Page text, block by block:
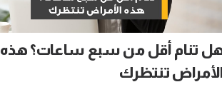
تنام أقل من سبع ساعات؟ هذه
تنتظرك